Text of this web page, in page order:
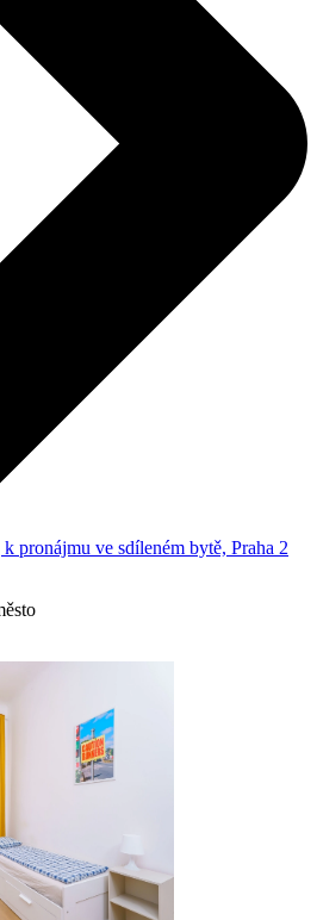
pronájmu ve sdíleném bytě, Praha 2